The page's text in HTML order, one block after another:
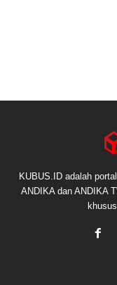
KUBUS.ID adalah
ANDIKA dan ANDIKA